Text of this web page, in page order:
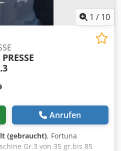
1 / 10
Anrufen
(gebraucht), Fortuna
Gr.3 von 35 gr.bis 85